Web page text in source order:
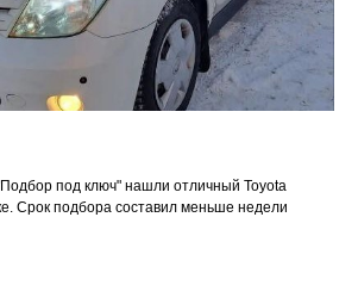
под ключ" нашли отличный Toyota
Срок подбора составил меньше недели